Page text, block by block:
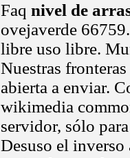
Faq nivel de
ovejaverde
libre uso libre.
Nuestras
abierta a enviar.
wikimedia
servidor, sólo
Desuso el inverso